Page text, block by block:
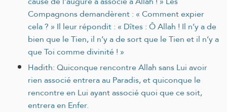
Compagnons demandèrent : « Comment expier
cela ? » Il leur répondit : « Dîtes : Ô Allah ! Il n’y a de
bien que le Tien, il n’y a de sort que le Tien et il n’y a
que Toi comme divinité ! »
Hadith: Quiconque rencontre Allah sans Lui avoir
rien associé entrera au Paradis, et quiconque le
rencontre en Lui ayant associé quoi que ce soit,
entrera en Enfer.